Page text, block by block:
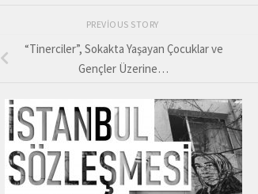
PREVIOUS STORY
“Tinerciler”, Sokakta Yaşayan Çocuklar ve
Gençler Üzerine…